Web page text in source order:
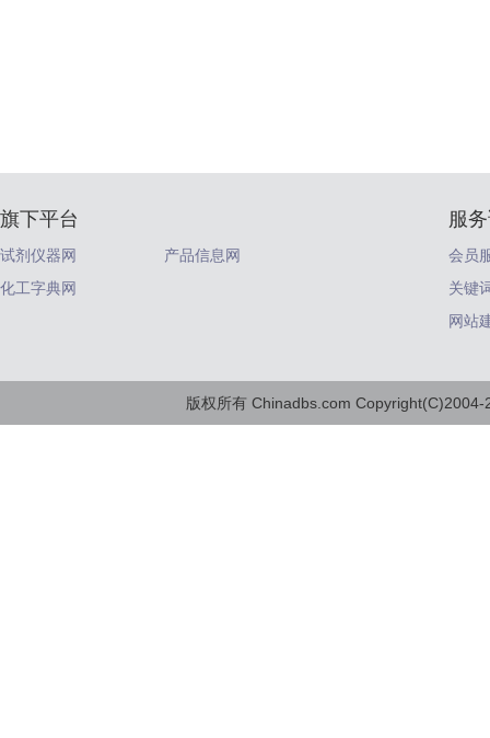
旗下平台
试剂仪器网
产品信息网
化工字典网
服
会员
关键
网站
版权所有 Chinadbs.com